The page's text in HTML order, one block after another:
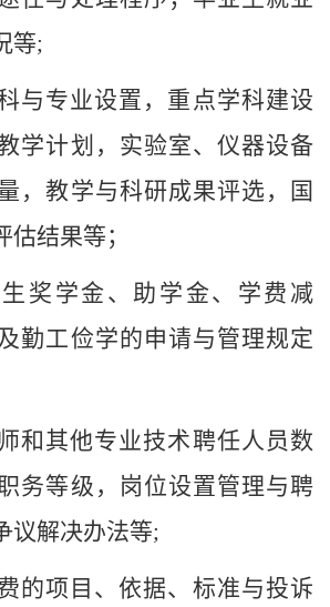
等;
与专业设置，重点学科建设
学计划，实验室、仪器设备
，教学与科研成果评选，国
结果等；
生奖学金、助学金、学费减
勤工俭学的申请与管理规定
和其他专业技术聘任人员数
务等级，岗位设置管理与聘
议解决办法等;
的项目、依据、标准与投诉